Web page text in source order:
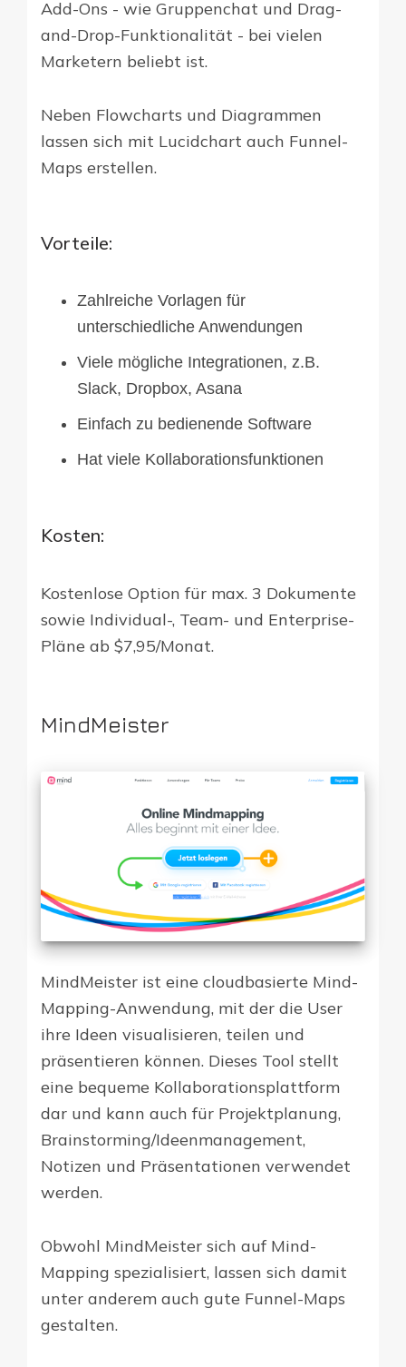
Add-Ons - wie Gruppenchat und Drag-
and-Drop-Funktionalität - bei vielen
Marketern beliebt ist.
Neben Flowcharts und Diagrammen
lassen sich mit Lucidchart auch Funnel-
Maps erstellen.
Vorteile:
Zahlreiche Vorlagen für
unterschiedliche Anwendungen
Viele mögliche Integrationen, z.B.
Slack, Dropbox, Asana
Einfach zu bedienende Software
Hat viele Kollaborationsfunktionen
Kosten:
Kostenlose Option für max. 3 Dokumente
sowie Individual-, Team- und Enterprise-
Pläne ab $7,95/Monat.
MindMeister
MindMeister ist eine cloudbasierte Mind-
Mapping-Anwendung, mit der die User
ihre Ideen visualisieren, teilen und
präsentieren können. Dieses Tool stellt
eine bequeme Kollaborationsplattform
dar und kann auch für Projektplanung,
Brainstorming/Ideenmanagement,
Notizen und Präsentationen verwendet
werden.
Obwohl MindMeister sich auf Mind-
Mapping spezialisiert, lassen sich damit
unter anderem auch gute Funnel-Maps
gestalten.